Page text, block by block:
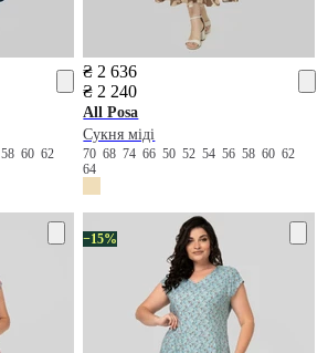
58 60 62
₴ 2 636
₴ 2 240
All Posa
Сукня міді
7068746650525456586062
64
−15%